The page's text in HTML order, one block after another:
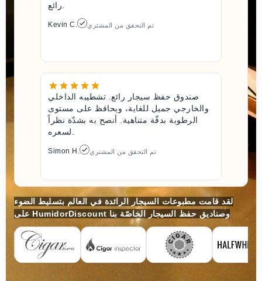
رائع.
Kevin C. تم التحقق من المشتري
صندوق حفظ سيجار رائع. تشطيبه الداخلي
والخارجي جميل للغاية، ويحافظ على مستوى
الرطوبة بدقّة متناهية. أنصح به بشدّة نظراً
لسعره.
Simon H. تم التحقق من المشتري
لقد قامت مطبوعات السيجار الرائدة في العالم بتسليط الضوء
على HumidorDiscount وصناديق حفظ السيجار الخاصّة بنا